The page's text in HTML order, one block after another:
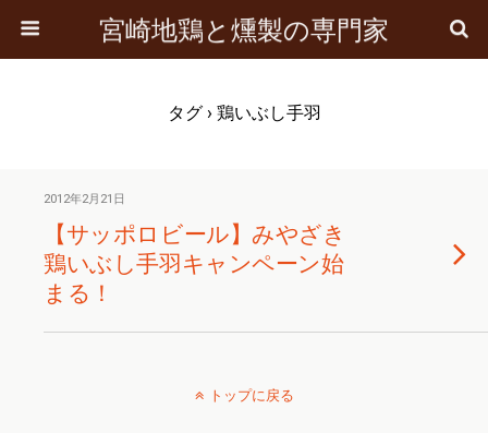
宮崎地鶏と燻製の専門家
タグ › 鶏いぶし手羽
2012年2月21日
【サッポロビール】みやざき
鶏いぶし手羽キャンペーン始
まる！
トップに戻る